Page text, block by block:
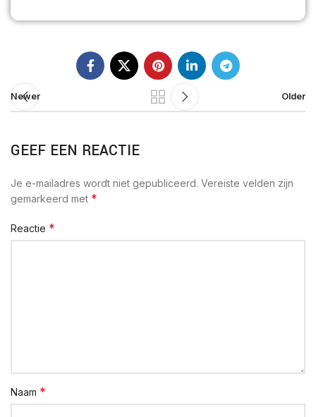
Newer Older
GEEF EEN REACTIE
Je e-mailadres wordt niet gepubliceerd. Vereiste velden zijn
gemarkeerd met *
Reactie *
Naam *